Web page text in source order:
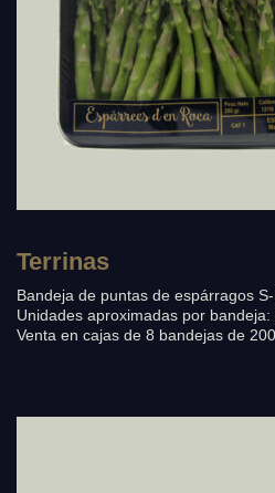
Terrinas
Bandeja de puntas de espárragos
Unidades aproximadas por bandeja:
Venta en cajas de 8 bandejas de